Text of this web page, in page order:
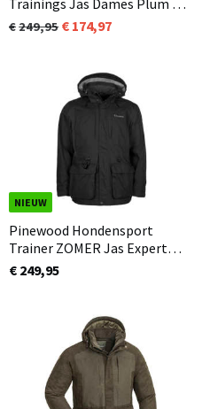
Trainings Jas Dames Plum /
Antraciet (582) 2.0
249,95 174,97
NIEUW
Pinewood Hondensport
Trainer ZOMER Jas Expert
Heren Zwart (400)
€ 249,95